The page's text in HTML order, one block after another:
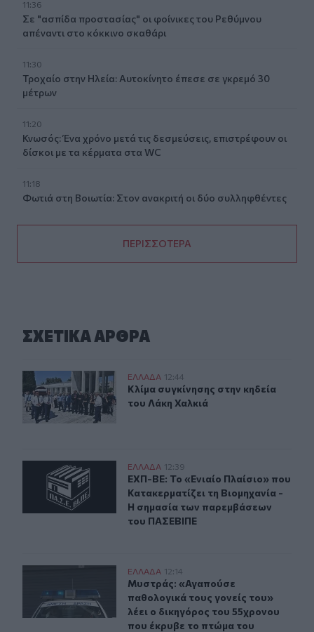
11:36
Σε "ασπίδα προστασίας" οι φοίνικες του Ρεθύμνου
απέναντι στο κόκκινο σκαθάρι
11:30
Τροχαίο στην Ηλεία: Αυτοκίνητο έπεσε σε γκρεμό 30
μέτρων
11:20
Κνωσός: Ένα χρόνο μετά τις δεσμεύσεις, επιστρέφουν οι
δίσκοι με τα κέρματα στα WC
11:18
Φωτιά στη Βοιωτία: Στον ανακριτή οι δύο συλληφθέντες
ΠΕΡΙΣΣΟΤΕΡΑ
ΣΧΕΤΙΚA AΡΘΡΑ
Κλίμα συγκίνησης στην κηδεία του Λάκη Χαλκιά
ΕΛΛAΔΑ 12:44
Κλίμα συγκίνησης στην κηδεία του
Κλίμα συγκίνησης στην κηδεία
του Λάκη Χαλκιά
ΕΧΠ-ΒΕ: Το «Ενιαίο Πλαίσιο» που Κατακερματίζει
ΕΛΛAΔΑ 12:39
ΕΧΠ-ΒΕ: Το «Ενιαίο Πλαίσιο» που
ΕΧΠ-ΒΕ: Το «Ενιαίο Πλαίσιο» που
Κατακερματίζει τη Βιομηχανία -
Η σημασία των παρεμβάσεων
του ΠΑΣΕΒΙΠΕ
Μυστράς: «Αγαπούσε παθολογικά τους γονείς του»
ΕΛΛAΔΑ 12:14
Μυστράς: «Αγαπούσε παθολογικά
Μυστράς: «Αγαπούσε
παθολογικά τους γονείς του»
λέει ο δικηγόρος του 55χρονου
που έκρυβε το πτώμα του